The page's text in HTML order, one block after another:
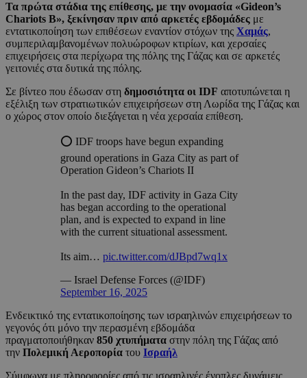
Τα πρώτα στάδια της επίθεσης, με την ονομασία «Gideon’s
Chariots B», ξεκίνησαν πριν από αρκετές εβδομάδες με
εντατικοποίηση των επιθέσεων εναντίον στόχων της Χαμάς,
συμπεριλαμβανομένων πολυώροφων κτιρίων, και χερσαίες
επιχειρήσεις στα περίχωρα της πόλης της Γάζας και σε αρκετές
γειτονιές στα δυτικά της πόλης.
Σε βίντεο που έδωσαν στη δημοσιότητα οι IDF αποτυπώνεται η
εξέλιξη των στρατιωτικών επιχειρήσεων στη Λωρίδα της Γάζας και
ο χώρος στον οποίο διεξάγεται η νέα χερσαία επίθεση.
⭕️ IDF troops have begun expanding
ground operations in Gaza City as part of
Operation Gideon’s Chariots II
In the past day, IDF activity in Gaza City
has began according to the operational
plan, and is expected to expand in line
with the current situational assessment.
Its aim… pic.twitter.com/dJBpd7wq1x
— Israel Defense Forces (@IDF)
September 16, 2025
Ενδεικτικό της εντατικοποίησης των ισραηλινών επιχειρήσεων το
γεγονός ότι μόνο την περασμένη εβδομάδα
πραγματοποιήθηκαν 850 χτυπήματα στην πόλη της Γάζας από
την Πολεμική Αεροπορία του Ισραήλ
Σύμφωνα με πληροφορίες από τις ισραηλινές ένοπλες δυνάμεις,